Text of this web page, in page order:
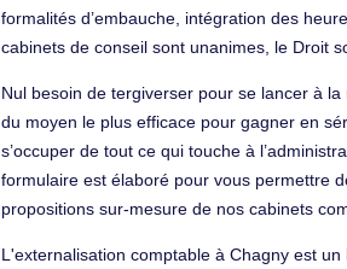
formalités d’embauche, intégration des
cabinets de conseil sont unanimes, le Droit
Nul besoin de tergiverser pour se lancer à la
du moyen le plus efficace pour gagner en
s’occuper de tout ce qui touche à
formulaire est élaboré pour vous permettre
propositions sur-mesure de nos cabinets
L'externalisation comptable à Chagny est